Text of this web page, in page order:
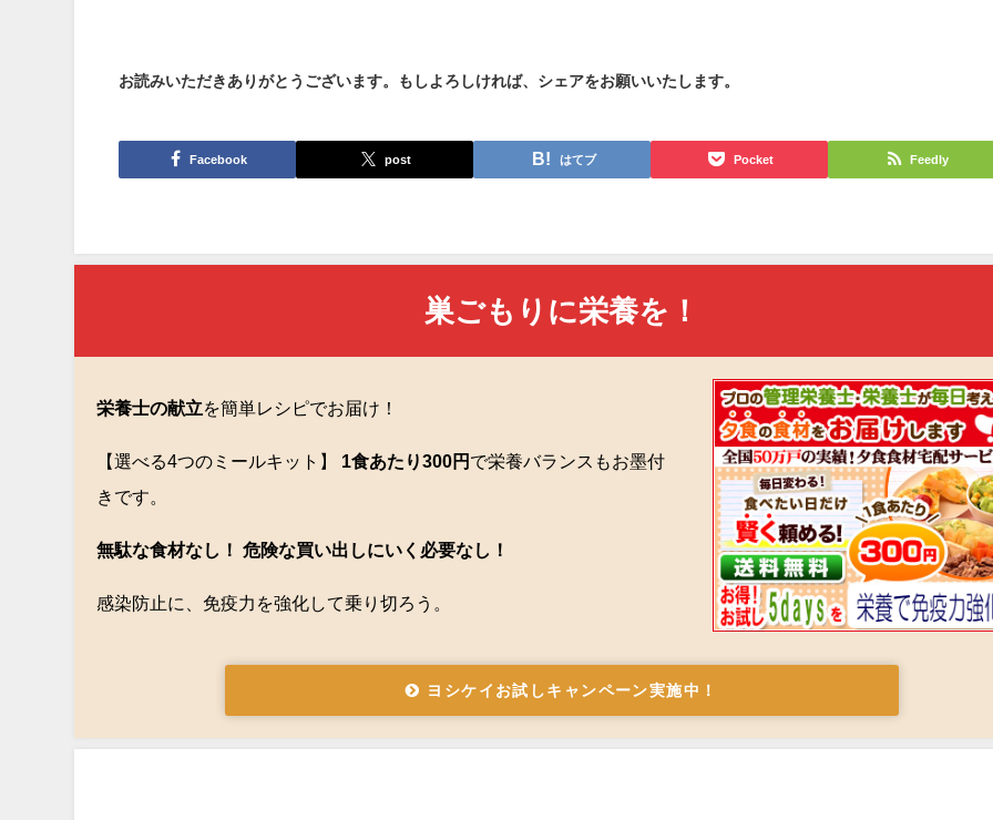
お読みいただきありがとうございます。もしよろしければ、シェアをお願いいたします。
Facebook post はてブ Pocket Feedly
巣ごもりに栄養を！
栄養士の献立を簡単レシピでお届け！
【選べる4つのミールキット】 1食あたり300円 で栄養バランスもお墨付
きです。
無駄な食材なし！ 危険な買い出しにいく必要なし！
感染防止に、免疫力を強化して乗り切ろう。
ヨシケイお試しキャンペーン実施中！